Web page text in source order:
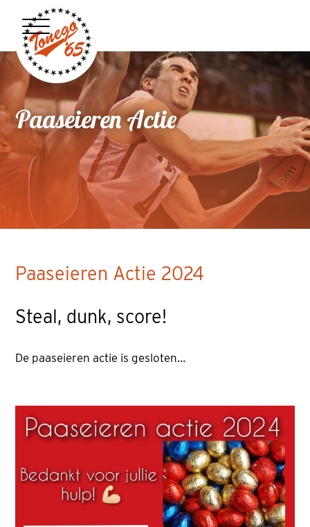
Paaseieren Actie
Paaseieren Actie 2024
Steal, dunk, score!
De paaseieren actie is gesloten…